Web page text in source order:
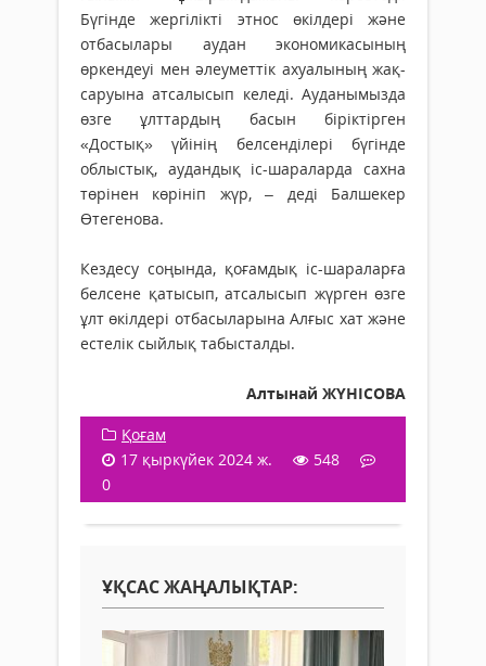
Бүгінде жергілікті этнос өкілдері және
отбасылары аудан экономикасының
өркендеуі мен әлеуметтік ахуалының жақ­
саруы­на атсалысып келеді. Ауданымызда
өзге ұлттардың басын біріктірген
«Достық» үйінің белсенділері бүгінде
облыстық, аудандық іс-шараларда сахна
төрінен көрі­ніп жүр, – деді Балшекер
Өтегенова.
Кездесу соңында, қоғамдық іс-шара­ларға
белсене қатысып, атсалысып жүрген өзге
ұлт өкілдері отбасыларына Алғыс хат және
естелік сыйлық табысталды.
Алтынай ЖҮНІСОВА
Қоғам
17 қыркүйек 2024 ж.
548
0
ҰҚСАС ЖАҢАЛЫҚТАР: